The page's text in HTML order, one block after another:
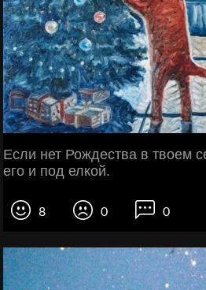
Если нет Рождества в твоем
его и под елкой.
8 0 0